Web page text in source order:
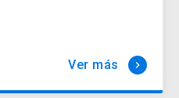
Ver más keyboard_arrow_right